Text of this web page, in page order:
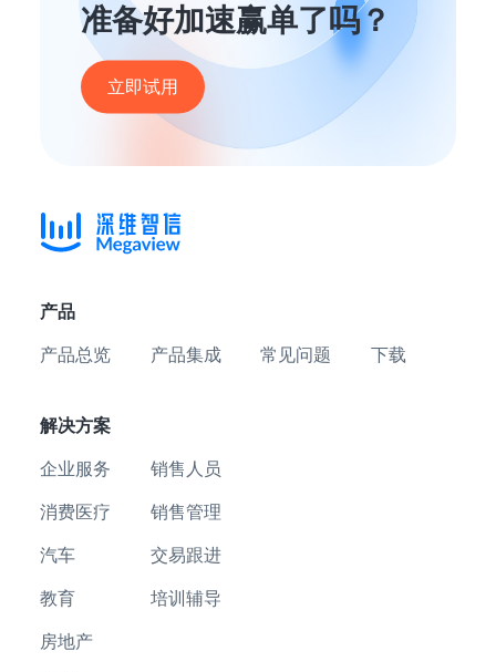
准备好加速赢单了吗？
立即试用
产品
产品总览 产品集成 常见问题 下载
解决方案
企业服务
消费医疗
汽车
教育
房地产
销售人员
销售管理
交易跟进
培训辅导